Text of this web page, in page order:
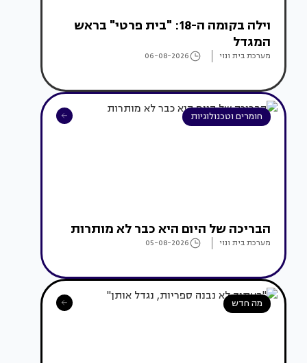
וילה בקומה ה-18: "בית פרטי" בראש
המגדל
מערכת בית ונוי 06-08-2026
חומרים וטכנולוגיות
הבריכה של היום היא כבר לא מותרות
מערכת בית ונוי 05-08-2026
מה חדש